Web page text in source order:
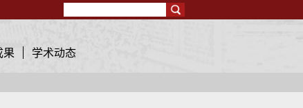
果 学术动态